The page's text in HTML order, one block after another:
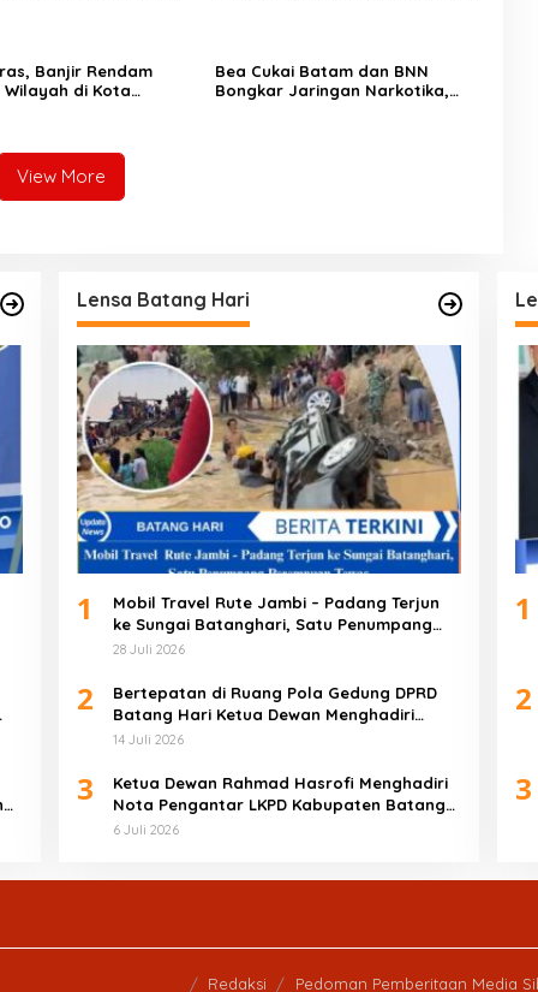
Banjir Rendam
Wilayah di Kota
Bea Cukai Batam dan BNN
Bongkar Jaringan Narkotika,
View More
Lensa Batang Hari
1
Mobil Travel Rute Jambi – Padang Terjun
ke Sungai Batanghari, Satu Penumpang
Perempuan Tewas
28 Juli 2026
2
Bertepatan di Ruang Pola Gedung DPRD
Batang Hari Ketua Dewan Menghadiri
Rapat Paripurna
14 Juli 2026
3
Ketua Dewan Rahmad Hasrofi Menghadiri
Nota Pengantar LKPD Kabupaten Batang
Hari Anggaran 2025
6 Juli 2026
1
2
3
Redaksi Pedoman Pemberitaan Media